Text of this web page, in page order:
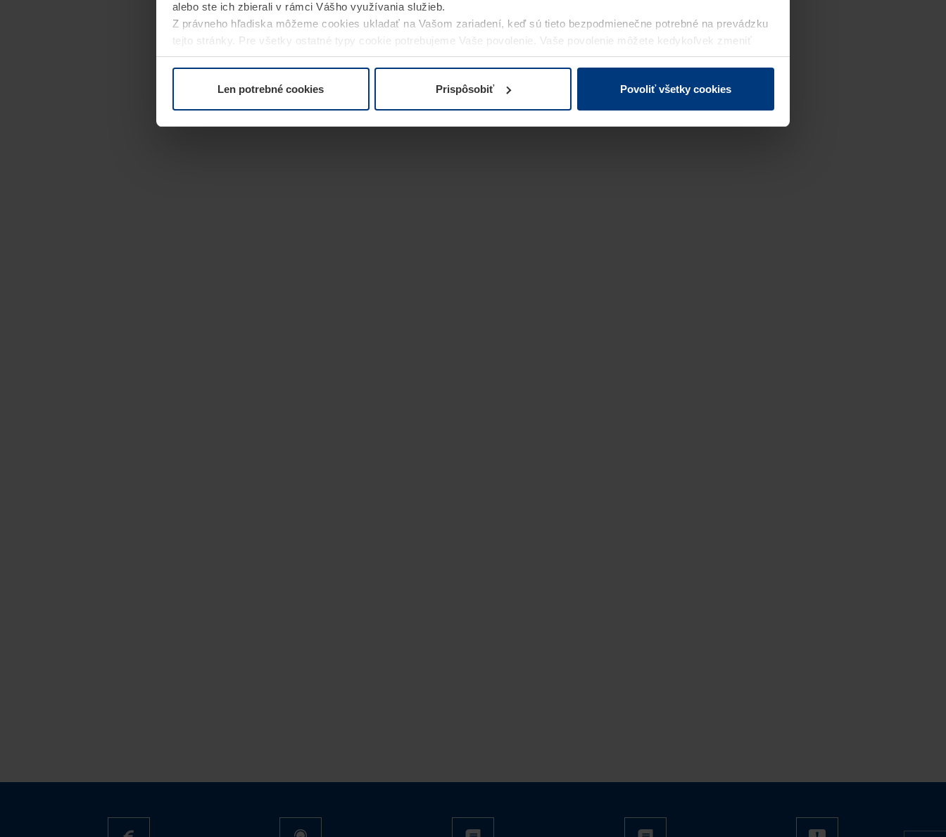
alebo ste ich zbierali v rámci Vášho využívania služieb.
Z právneho hľadiska môžeme cookies ukladať na Vašom zariadení, keď sú tieto bezpodmienečne potrebné na prevádzku
tejto stránky. Pre všetky ostatné typy cookie potrebujeme Vaše povolenie. Vaše povolenie môžete kedykoľvek zmeniť
alebo odvolať vo vysvetlení cookie na stránkeVyhlásenie o ochrane osobných údajovnašej webovej stránky.
Len potrebné cookies Prispôsobiť Povoliť všetky cookies